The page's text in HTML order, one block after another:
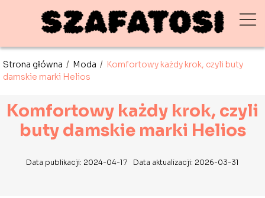
Strona główna / Moda / Komfortowy każdy krok, czyli buty
damskie marki Helios
Komfortowy każdy krok, czyli
buty damskie marki Helios
Data publikacji: 2024-04-17 Data aktualizacji: 2026-03-31